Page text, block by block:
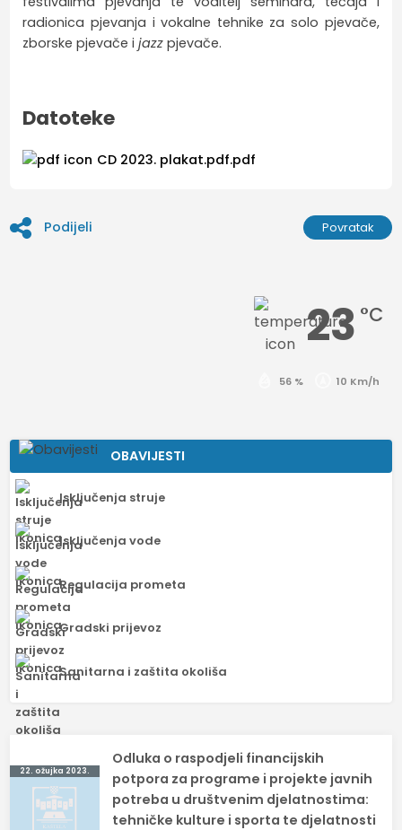
radionica pjevanja i vokalne tehnike za solo pjevače,
zborske pjevače ijazzpjevače.
Datoteke
CD 2023. plakat.pdf.pdf
Podijeli Povratak
23 °C
56 % 10 Km/h
OBAVIJESTI
Isključenja struje
Isključenja vode
Regulacija prometa
Gradski prijevoz
Sanitarna i zaštita okoliša
Navigacija
objava
22. ožujka 2023.
Odluka o raspodjeli financijskih
potpora za programe i projekte javnih
potreba u društvenim djelatnostima:
tehničke kulture i sporta te djelatnosti